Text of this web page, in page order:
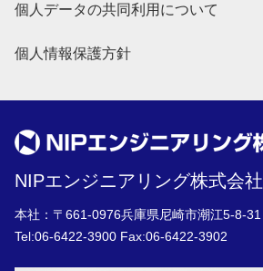
個人データの共同利用について
個人情報保護方針
NIPエンジニアリング株式会社
本社：〒661-0976兵庫県尼崎市潮江5-8-31
Tel:06-6422-3900 Fax:06-6422-3902